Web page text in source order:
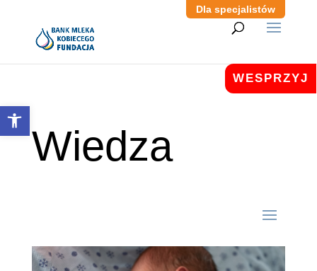
Otwórz pasek narzędzi
Dla specjalistów
WESPRZYJ
Wiedza